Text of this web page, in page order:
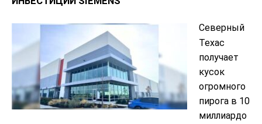
Северный
Техас
получает
кусок
огромного
пирога в 10
миллиардо